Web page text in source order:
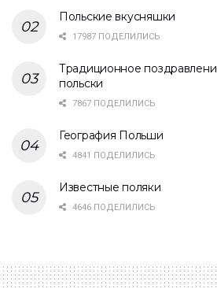
Польские вкусняшки
17987 ПОДЕЛИЛИСЬ
Традиционное
польски
7867 ПОДЕЛИЛИСЬ
География Польши
4841 ПОДЕЛИЛИСЬ
Известные поляки
4646 ПОДЕЛИЛИСЬ